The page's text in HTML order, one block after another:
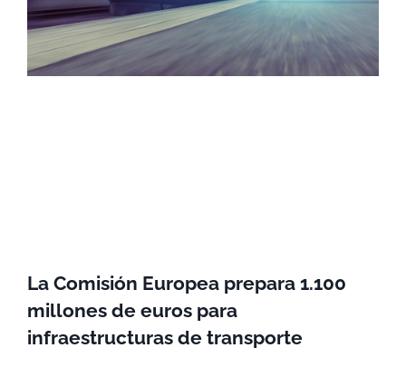
La Comisión Europea prepara 1.100
millones de euros para
infraestructuras de transporte